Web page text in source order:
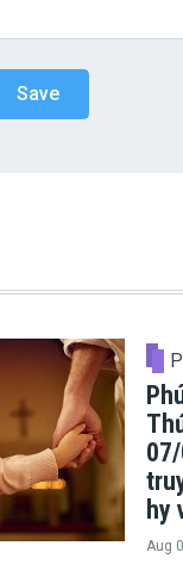
hy
Aug